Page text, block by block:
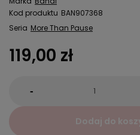
Kod produktu BAN907368
Seria More Than Pause
119,00 zł
-
Dodaj do